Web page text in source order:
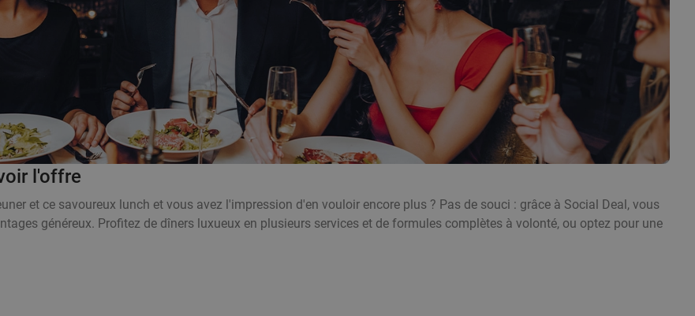
l'offre
et ce savoureux lunch et vous avez l'impression d'en vouloir encore plus ? Pas de souci : grâce à Social Deal, vous
généreux. Profitez de dîners luxueux en plusieurs services et de formules complètes à volonté, ou optez pour une